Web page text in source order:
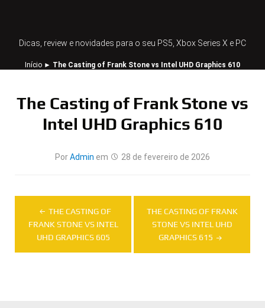
Dicas, review e novidades para o seu PS5, Xbox Series X e PC
Início ► The Casting of Frank Stone vs Intel UHD Graphics 610
The Casting of Frank Stone vs
Intel UHD Graphics 610
PorAdmin em 28 de fevereiro de 2026
Navegação
de
Post
THE CASTING OF
FRANK STONE VS INTEL
UHD GRAPHICS 605
THE CASTING OF FRANK
STONE VS INTEL UHD
GRAPHICS 615